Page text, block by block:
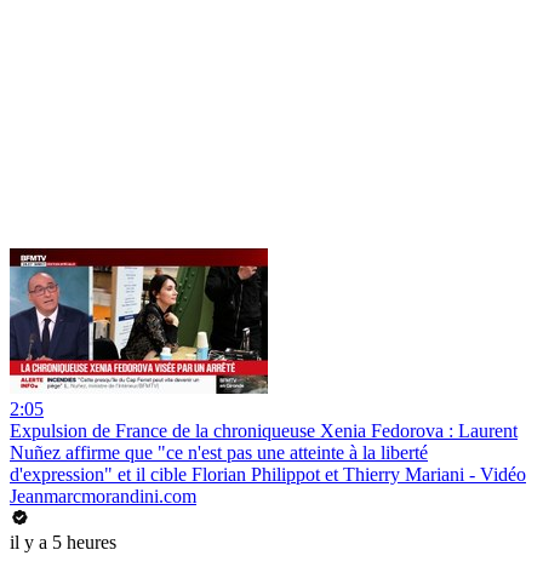
2:05
Expulsion de France de la chroniqueuse Xenia Fedorova : Laurent
Nuñez affirme que "ce n'est pas une atteinte à la liberté
d'expression" et il cible Florian Philippot et Thierry Mariani - Vidéo
Jeanmarcmorandini.com
il y a 5 heures